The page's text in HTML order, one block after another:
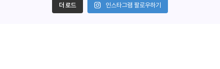
더 로드 인스타그램 팔로우하기